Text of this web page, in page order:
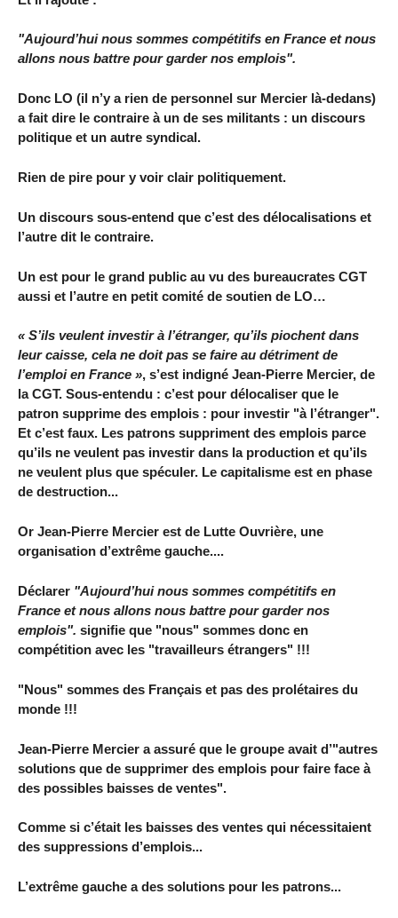
"Aujourd’hui nous sommes compétitifs en France et nous
allons nous battre pour garder nos emplois".
Donc LO (il n’y a rien de personnel sur Mercier là-dedans)
a fait dire le contraire à un de ses militants : un discours
politique et un autre syndical.
Rien de pire pour y voir clair politiquement.
Un discours sous-entend que c’est des délocalisations et
l’autre dit le contraire.
Un est pour le grand public au vu des bureaucrates CGT
aussi et l’autre en petit comité de soutien de LO…
« S’ils veulent investir à l’étranger, qu’ils piochent dans
leur caisse, cela ne doit pas se faire au détriment de
l’emploi en France », s’est indigné Jean-Pierre Mercier, de
la CGT. Sous-entendu : c’est pour délocaliser que le
patron supprime des emplois : pour investir "à l’étranger".
Et c’est faux. Les patrons suppriment des emplois parce
qu’ils ne veulent pas investir dans la production et qu’ils
ne veulent plus que spéculer. Le capitalisme est en phase
de destruction...
Or Jean-Pierre Mercier est de Lutte Ouvrière, une
organisation d’extrême gauche....
Déclarer "Aujourd’hui nous sommes compétitifs en
France et nous allons nous battre pour garder nos
emplois". signifie que "nous" sommes donc en
compétition avec les "travailleurs étrangers" !!!
"Nous" sommes des Français et pas des prolétaires du
monde !!!
Jean-Pierre Mercier a assuré que le groupe avait d’"autres
solutions que de supprimer des emplois pour faire face à
des possibles baisses de ventes".
Comme si c’était les baisses des ventes qui nécessitaient
des suppressions d’emplois...
L’extrême gauche a des solutions pour les patrons...